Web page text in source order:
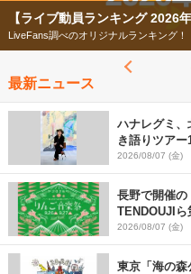
【ライブ動員ランキング 2026年
LiveFans調べのオリジナルランキング！
最新ニュース
ハナレグミ、
き語りツア
2026/08/07 (金)
長野で開催の
TENDOUJIら
発表
2026/08/07 (金)
東京「海の